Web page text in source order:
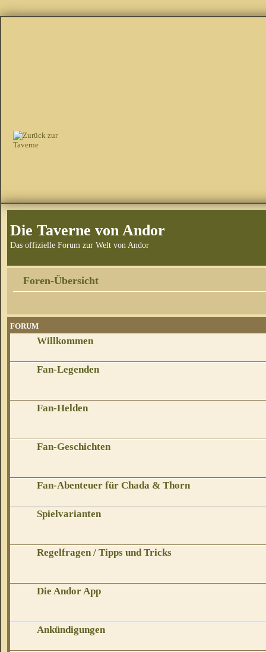
Die Taverne von Andor
Das offizielle Forum zur Welt von Andor
Foren-Übersicht
FORUM
Willkommen
Fan-Legenden
Fan-Helden
Fan-Geschichten
Fan-Abenteuer für Chada & Thorn
Spielvarianten
Regelfragen / Tipps und Tricks
Die Andor App
Ankündigungen